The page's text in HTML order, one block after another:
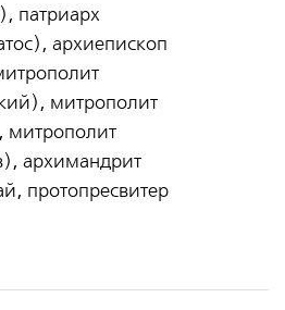
патриарх
архиепископ
митрополит
митрополит
архимандрит
протопресвитер